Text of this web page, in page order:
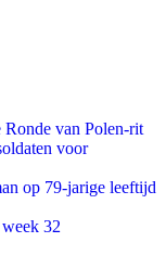
Ronde van Polen-rit
voor
op 79-jarige leeftijd
32